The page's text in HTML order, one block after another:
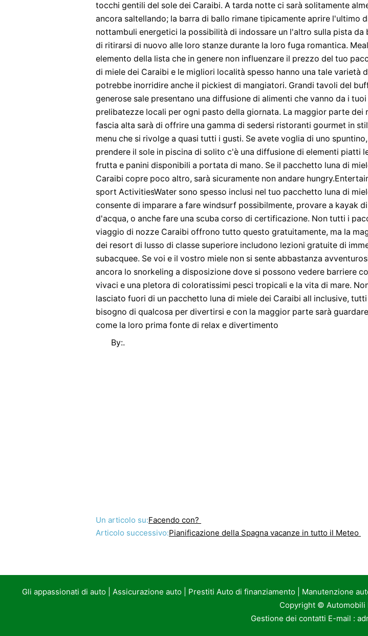
tocchi gentili del sole dei Caraibi. A tarda notte ci sarà solitamente
ancora saltellando; la barra di ballo rimane tipicamente aprire l'ultimo
nottambuli energetici la possibilità di indossare un l'altro sulla pista da
di ritirarsi di nuovo alle loro stanze durante la loro fuga romantica.
elemento della lista che in genere non influenzare il prezzo del tuo
di miele dei Caraibi e le migliori località spesso hanno una tale varietà
potrebbe inorridire anche il pickiest di mangiatori. Grandi tavoli del
generose sale presentano una diffusione di alimenti che vanno da i
prelibatezze locali per ogni pasto della giornata. La maggior parte dei
fascia alta sarà di offrire una gamma di sedersi ristoranti gourmet in
menu che si rivolge a quasi tutti i gusti. Se avete voglia di uno
prendere il sole in piscina di solito c'è una diffusione di elementi piatti
frutta e panini disponibili a portata di mano. Se il pacchetto luna di
Caraibi copre poco altro, sarà sicuramente non andare
sport ActivitiesWater sono spesso inclusi nel tuo pacchetto luna di
consente di imparare a fare windsurf possibilmente, provare a kayak
d'acqua, o anche fare una scuba corso di certificazione. Non tutti i
viaggio di nozze Caraibi offrono tutto questo gratuitamente, ma la
dei resort di lusso di classe superiore includono lezioni gratuite di
subacquee. Se voi e il vostro miele non si sente abbastanza
ancora lo snorkeling a disposizione dove si possono vedere barriere
vivaci e una pletora di coloratissimi pesci tropicali e la vita di mare.
lasciato fuori di un pacchetto luna di miele dei Caraibi all inclusive, tutti
bisogno di qualcosa per divertirsi e con la maggior parte sarà
come la loro prima fonte di relax e divertimento
By:.
Un articolo su:Facendo con?
Articolo successivo:Pianificazione della Spagna vacanze in tutto il Meteo
Gli appassionati di auto| Assicurazione auto| Prestiti Auto di finanziamento| Manutenzione
Copyright © Automobili
Gestione dei contatti E-mail :